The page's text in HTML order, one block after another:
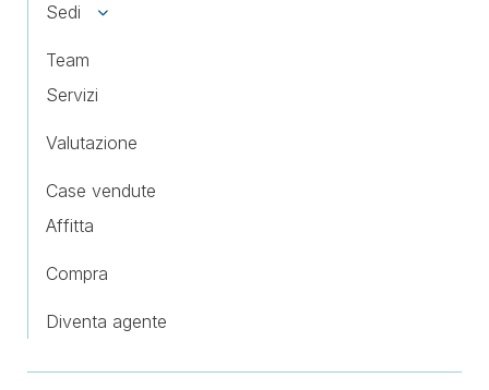
Sedi
Team
Servizi
Valutazione
Case vendute
Affitta
Compra
Diventa agente